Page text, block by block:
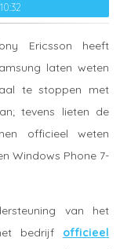
Ericsson heeft
laten weten
te stoppen met
tevens lieten de
officieel weten
Windows Phone 7-
van het
bedrijf officieel